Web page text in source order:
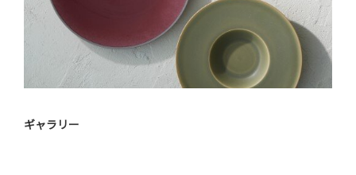
ギャラリー